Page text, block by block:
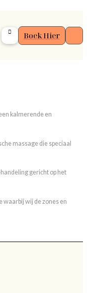
Boek Hier
kalmerende en
massage die speciaal
gericht op het
waarbij wij de zones en